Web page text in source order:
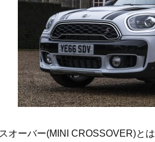
オーバー(MINI CROSSOVER)と